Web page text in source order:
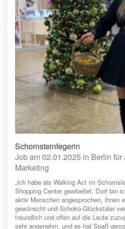
Schornsteinfegerin
Job am 02.01.2025 in Berlin für
Marketing
„Ich habe als Walking Act im
Shopping Center gearbeitet. Dort bin
aktiv Menschen angesprochen, ihnen
gewünscht und Schoko-Glückstaler
freundlich und offen auf die Leute
sehr angenehm, und es hat Spaß